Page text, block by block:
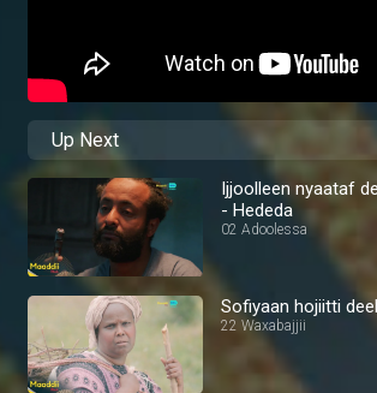
Up Next
Ijjoolleen nyaataf
- Hededa
02 Adoolessa
Sofiyaan hojiitti
22 Waxabajjii